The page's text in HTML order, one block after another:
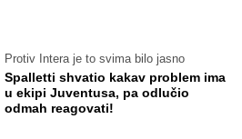
Protiv Intera je to svima bilo jasno
Spalletti shvatio kakav problem ima
u ekipi Juventusa, pa odlučio
odmah reagovati!